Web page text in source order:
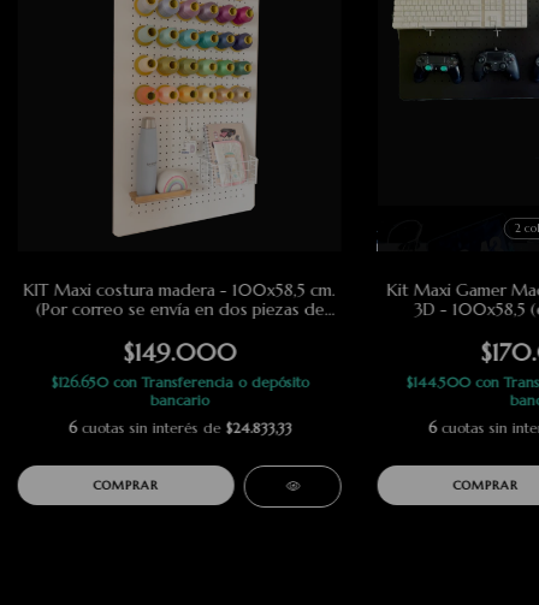
KIT Maxi costura madera - 100x58,5 cm.
(Por correo se envía en dos piezas de
$149.000
$126.650 con Transferencia o depósito
bancario
6 cuotas sin interés de $24.833,33
COMPRAR
2
Kit Maxi Gamer
3D - 100x58,5
$144.500 con
6 cuotas sin
COMPRAR